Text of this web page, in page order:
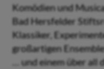
Komödien und
Bad Hersfelder
Klassiker,
großartigen
… und einem über all